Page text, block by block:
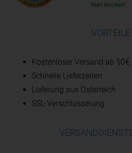
VORTEILE
Kostenloser Versand ab 50€
Schnelle Lieferzeiten
Lieferung aus Österreich
SSL-Verschlüsselung